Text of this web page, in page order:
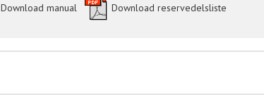
Download manual Download reservedelsliste